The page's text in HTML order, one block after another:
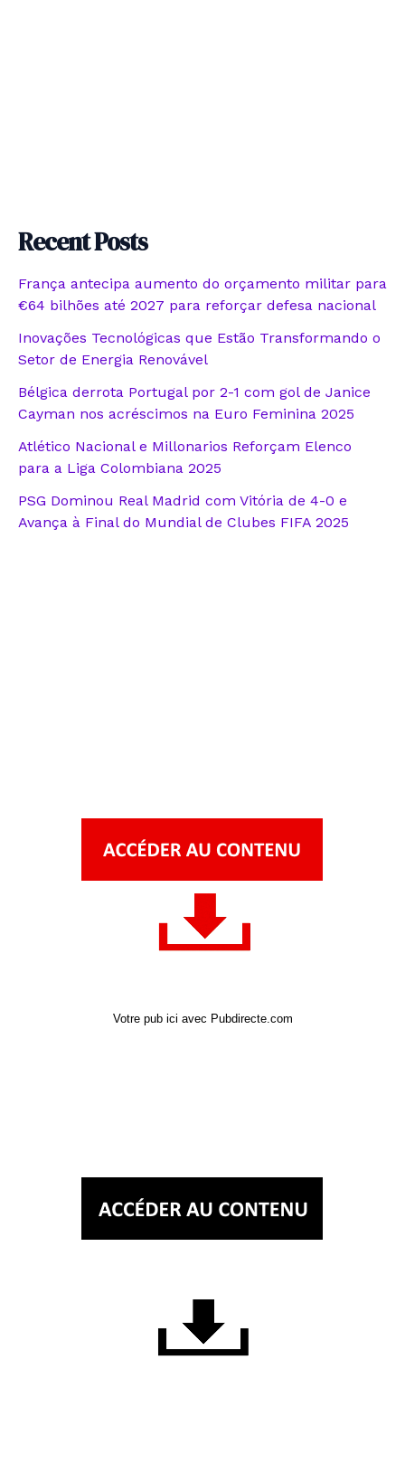
Recent Posts
França antecipa aumento do orçamento militar para
€64 bilhões até 2027 para reforçar defesa nacional
Inovações Tecnológicas que Estão Transformando o
Setor de Energia Renovável
Bélgica derrota Portugal por 2-1 com gol de Janice
Cayman nos acréscimos na Euro Feminina 2025
Atlético Nacional e Millonarios Reforçam Elenco
para a Liga Colombiana 2025
PSG Dominou Real Madrid com Vitória de 4-0 e
Avança à Final do Mundial de Clubes FIFA 2025
Votre pub ici avec Pubdirecte.com